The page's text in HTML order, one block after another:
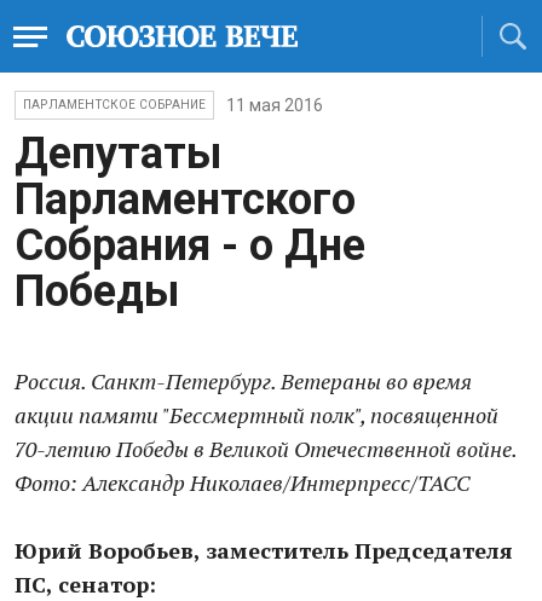
ПАРЛАМЕНТСКОЕ СОБРАНИЕ 11 мая 2016
Депутаты
Парламентского
Собрания - о Дне
Победы
Россия. Санкт-Петербург. Ветераны во время
акции памяти "Бессмертный полк", посвященной
70-летию Победы в Великой Отечественной войне.
Фото: Александр Николаев/Интерпресс/ТАСС
Юрий Воробьев, заместитель Председателя
ПС, сенатор: